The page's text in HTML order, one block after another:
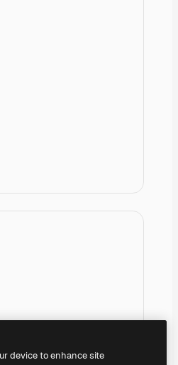
device to enhance site